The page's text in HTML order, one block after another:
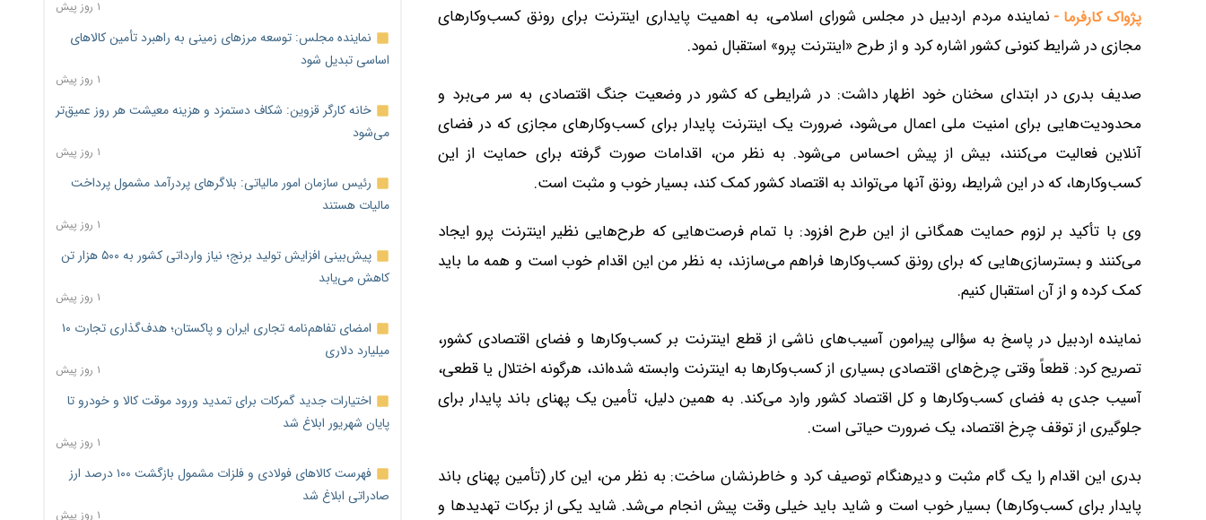
پژواک کارفرما - نماینده مردم اردبیل در مجلس شورای اسلامی، به اهمیت پایداری اینترنت برای رونق کسب‌وکار‌های
مجازی در شرایط کنونی کشور اشاره کرد و از طرح «اینترنت پرو» استقبال نمود.
صدیف بدری در ابتدای سخنان خود اظهار داشت: در شرایطی که کشور در وضعیت جنگ اقتصادی به سر می‌برد و
محدودیت‌هایی برای امنیت ملی اعمال می‌شود، ضرورت یک اینترنت پایدار برای کسب‌وکار‌های مجازی که در فضای
آنلاین فعالیت می‌کنند، بیش از پیش احساس می‌شود. به نظر من، اقدامات صورت گرفته برای حمایت از این
کسب‌وکارها، که در این شرایط، رونق آنها می‌تواند به اقتصاد کشور کمک کند، بسیار خوب و مثبت است.
وی با تأکید بر لزوم حمایت همگانی از این طرح افزود: با تمام فرصت‌هایی که طرح‌هایی نظیر اینترنت پرو ایجاد
می‌کنند و بسترسازی‌هایی که برای رونق کسب‌وکار‌ها فراهم می‌سازند، به نظر من این اقدام خوب است و همه ما باید
کمک کرده و از آن استقبال کنیم.
نماینده اردبیل در پاسخ به سؤالی پیرامون آسیب‌های ناشی از قطع اینترنت بر کسب‌وکار‌ها و فضای اقتصادی کشور،
تصریح کرد: قطعاً وقتی چرخ‌های اقتصادی بسیاری از کسب‌وکار‌ها به اینترنت وابسته شده‌اند، هرگونه اختلال یا قطعی،
آسیب جدی به فضای کسب‌وکار‌ها و کل اقتصاد کشور وارد می‌کند. به همین دلیل، تأمین یک پهنای باند پایدار برای
جلوگیری از توقف چرخ اقتصاد، یک ضرورت حیاتی است.
بدری این اقدام را یک گام مثبت و دیرهنگام توصیف کرد و خاطرنشان ساخت: به نظر من، این کار (تأمین پهنای باند
پایدار برای کسب‌وکارها) بسیار خوب است و شاید باید خیلی وقت پیش انجام می‌شد. شاید یکی از برکات تهدید‌ها و
۱ روز پیش
نماینده مجلس: توسعه مرزهای زمینی به راهبرد تأمین کالاهای
اساسی تبدیل شود
۱ روز پیش
خانه کارگر قزوین: شکاف دستمزد و هزینه معیشت هر روز عمیق‌تر
می‌شود
۱ روز پیش
رئیس سازمان امور مالیاتی: بلاگرهای پردرآمد مشمول پرداخت
مالیات هستند
۱ روز پیش
پیش‌بینی افزایش تولید برنج؛ نیاز وارداتی کشور به ۵۰۰ هزار تن
کاهش می‌یابد
۱ روز پیش
امضای تفاهم‌نامه تجاری ایران و پاکستان؛ هدف‌گذاری تجارت ۱۰
میلیارد دلاری
۱ روز پیش
اختیارات جدید گمرکات برای تمدید ورود موقت کالا و خودرو تا
پایان شهریور ابلاغ شد
۱ روز پیش
فهرست کالاهای فولادی و فلزات مشمول بازگشت ۱۰۰ درصد ارز
صادراتی ابلاغ شد
۱ روز پیش